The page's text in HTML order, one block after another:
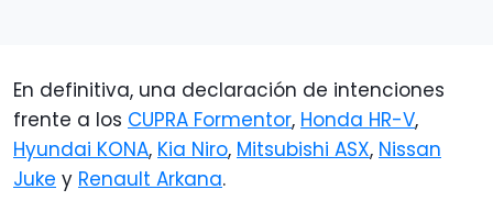
En definitiva, una declaración de intenciones
frente a los CUPRA Formentor, Honda HR-V,
Hyundai KONA, Kia Niro, Mitsubishi ASX, Nissan
Juke y Renault Arkana.